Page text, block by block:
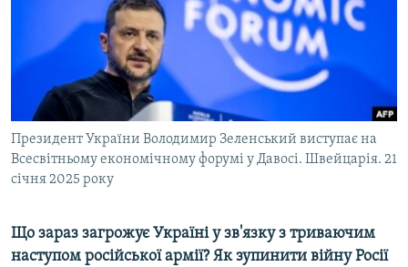
ПОДКАСТИ
КРИМ РЕАЛІЇ
УКР
КТАТ
Президент України Володимир Зеленський виступає на
Всесвітньому економічному форумі у Давосі. Швейцарія. 21
січня 2025 року
Що зараз загрожує Україні у зв'язку з триваючим
наступом російської армії? Як зупинити війну Росії